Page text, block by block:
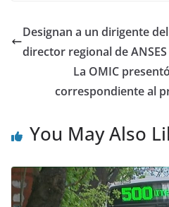
Designan a un dirigente
director regional de ANSES
La OMIC
correspondiente al
You May Also